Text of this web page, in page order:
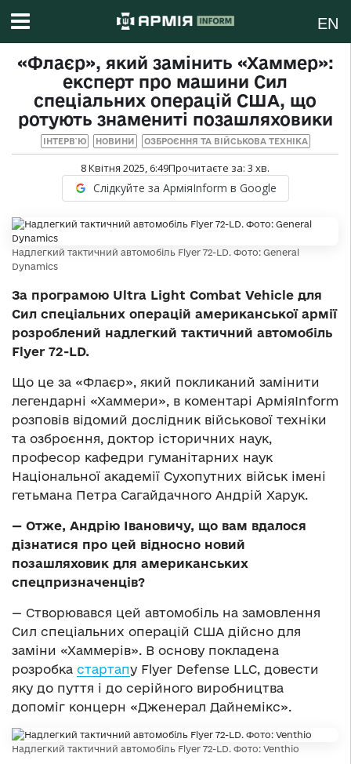
EN
«Флаєр», який замінить «Хаммер»:
експерт про машини Сил
спеціальних операцій США, що
ротують знамениті позашляховики
ІНТЕРВ`Ю НОВИНИ ОЗБРОЄННЯ ТА ВІЙСЬКОВА ТЕХНІКА
8 Квітня 2025, 6:49Прочитаєте за: 3 хв.
Слідкуйте за АрміяInform в Google
Надлегкий тактичний автомобіль Flyer 72-LD. Фото: General
Dynamics
За програмою Ultra Light Combat Vehicle для
Сил спеціальних операцій американської армії
розроблений надлегкий тактичний автомобіль
Flyer 72-LD.
Що це за «Флаєр», який покликаний замінити
легендарні «Хаммери», в коментарі АрміяInform
розповів відомий дослідник військової техніки
та озброєння, доктор історичних наук,
професор кафедри гуманітарних наук
Національної академії Сухопутних військ імені
гетьмана Петра Сагайдачного Андрій Харук.
— Отже, Андрію Івановичу, що вам вдалося
дізнатися про цей відносно новий
позашляховик для американських
спецпризначенців?
— Створювався цей автомобіль на замовлення
Сил спеціальних операцій США дійсно для
заміни «Хаммерів». В основу покладена
розробка стартапу Flyer Defense LLC, довести
яку до пуття і до серійного виробництва
допоміг концерн «Дженерал Дайнемікс».
Надлегкий тактичний автомобіль Flyer 72-LD. Фото: Venthio